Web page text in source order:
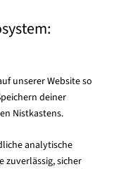
unserer Website so
deiner
Nistkastens.
analytische
zuverlässig, sicher
& Monukulare